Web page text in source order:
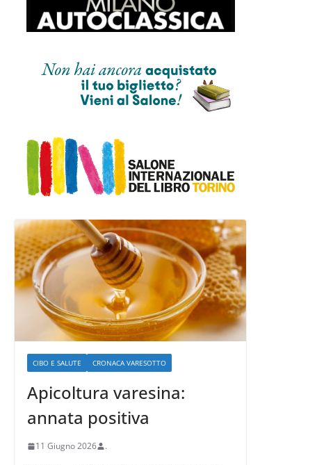
CIBO E SALUTE CRONACA VARESOTTO
Apicoltura varesina:
annata positiva
11 Giugno 2026 .